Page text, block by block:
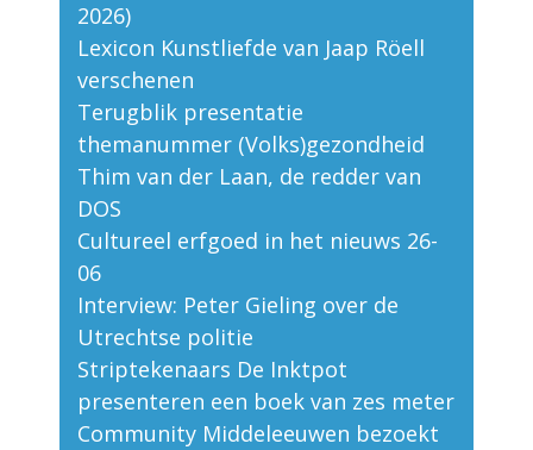
2026)
Lexicon Kunstliefde van Jaap Röell
verschenen
Terugblik presentatie
themanummer (Volks)gezondheid
Thim van der Laan, de redder van
DOS
Cultureel erfgoed in het nieuws 26-
06
Interview: Peter Gieling over de
Utrechtse politie
Striptekenaars De Inktpot
presenteren een boek van zes meter
Community Middeleeuwen bezoekt